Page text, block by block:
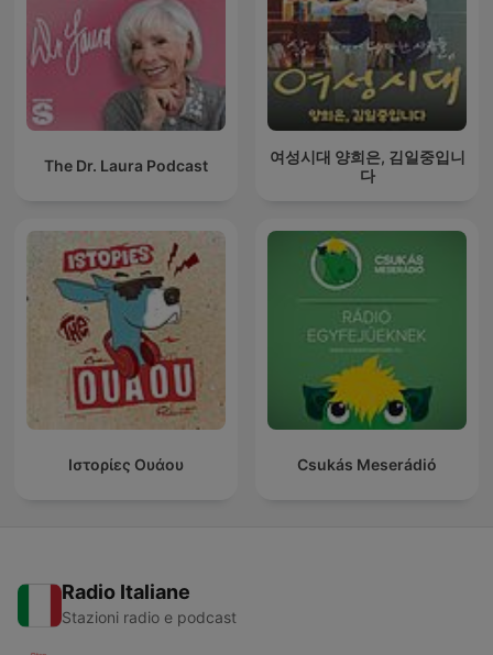
The Dr. Laura Podcast
여성시대 양희은, 김일중입니
다
Ιστορίες Ουάου Csukás Meserádió
Radio Italiane
Stazioni radio e podcast